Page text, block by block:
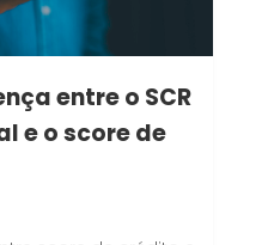
entre o SCR
e o score de